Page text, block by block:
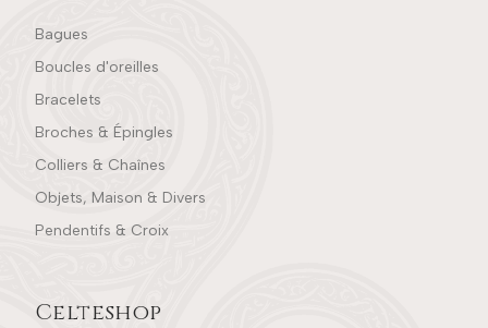
Bagues
Boucles d'oreilles
Bracelets
Broches & Épingles
Colliers & Chaînes
Objets, Maison & Divers
Pendentifs & Croix
Celteshop